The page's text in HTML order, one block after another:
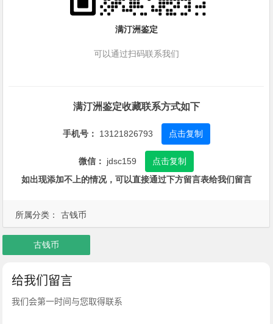
所属分类： 古钱币
满汀洲鉴定
可以通过扫码联系我们
满汀洲鉴定收藏联系方式如下
手机号： 13121826793 点击复制
微信： jdsc159
点击复制
如出现添加不上的情况，可以直接通过下方留言表给我们留言
古钱币